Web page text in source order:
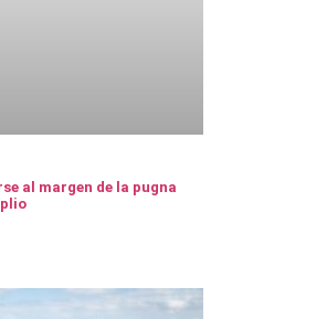
al margen de la pugna